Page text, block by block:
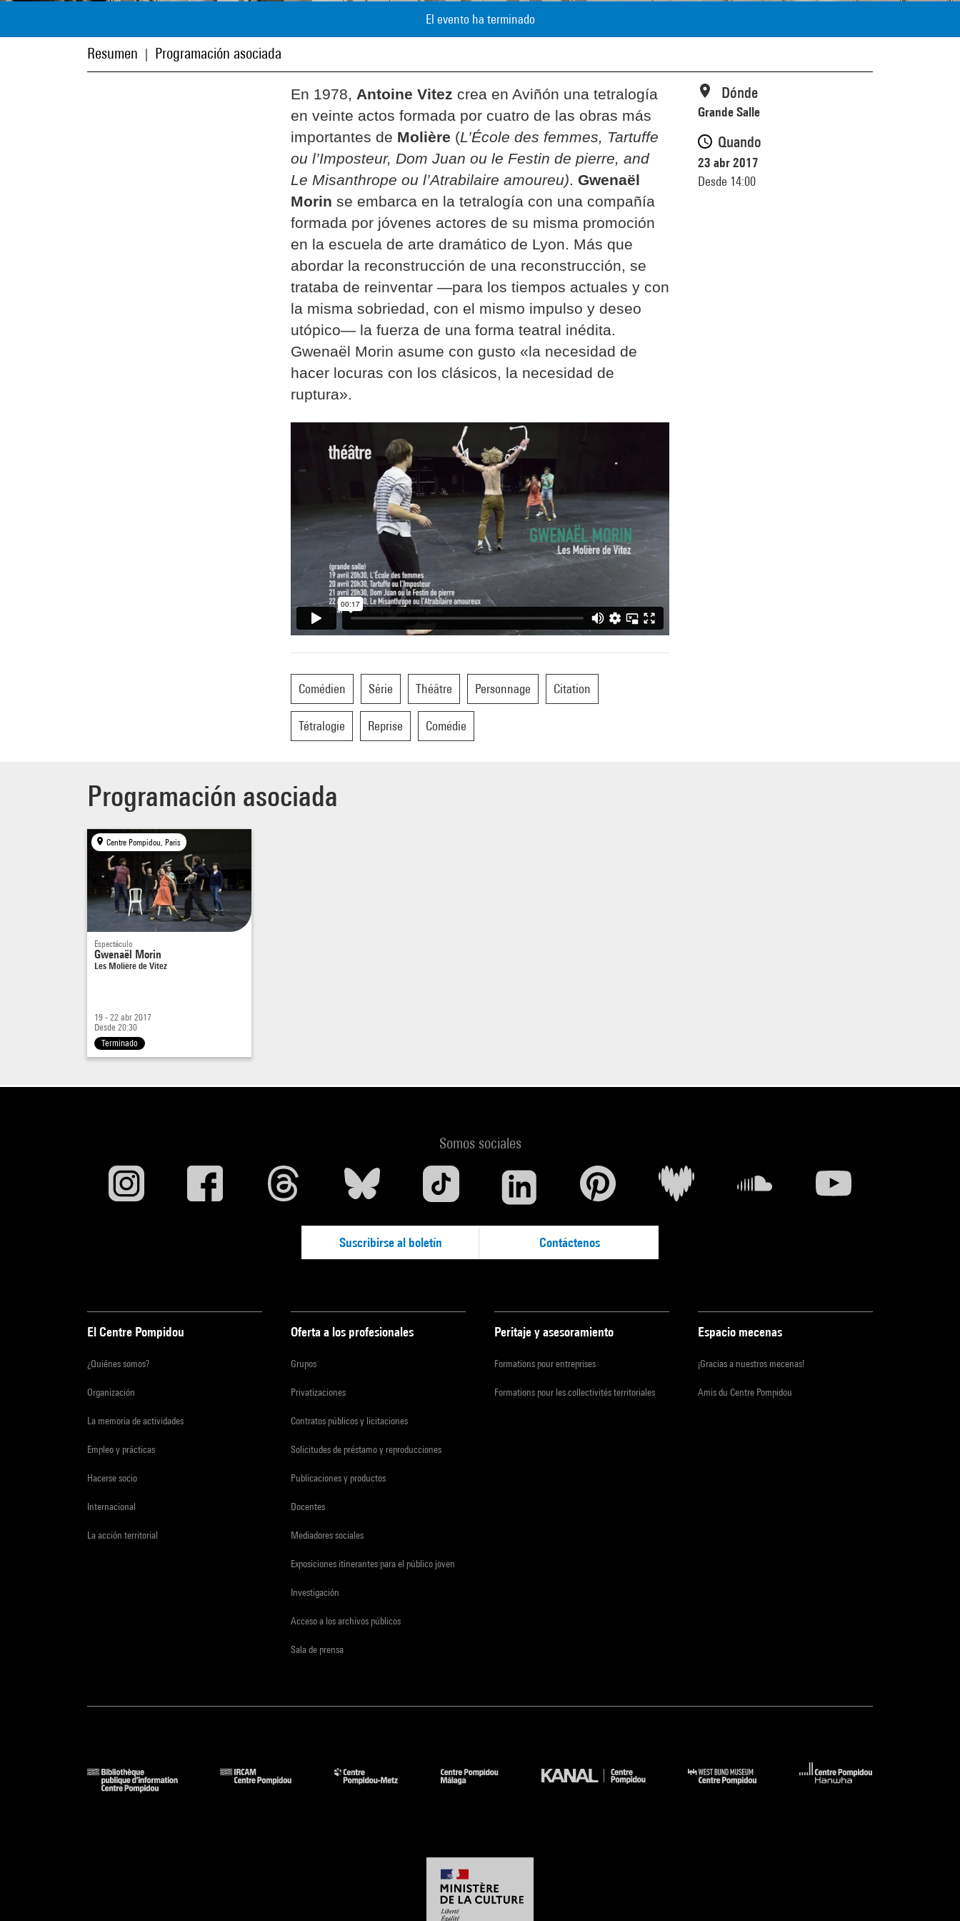
El evento ha terminado
Resumen Programación asociada
En 1978, Antoine Vitez crea en Aviñón una tetralogía
en veinte actos formada por cuatro de las obras más
importantes de Molière (L’École des femmes, Tartuffe
ou l’Imposteur, Dom Juan ou le Festin de pierre, and
Le Misanthrope ou l’Atrabilaire amoureu). Gwenaël
Morin se embarca en la tetralogía con una compañía
formada por jóvenes actores de su misma promoción
en la escuela de arte dramático de Lyon. Más que
abordar la reconstrucción de una reconstrucción, se
trataba de reinventar —para los tiempos actuales y con
la misma sobriedad, con el mismo impulso y deseo
utópico— la fuerza de una forma teatral inédita.
Gwenaël Morin asume con gusto «la necesidad de
hacer locuras con los clásicos, la necesidad de
ruptura».
Comédien Série Théâtre Personnage Citation
Tétralogie Reprise Comédie
Dónde
Grande Salle
Quando
23 abr 2017
Desde 14:00
Programación asociada
Centre Pompidou, Paris
Espectáculo
Gwenaël Morin
Les Molière de Vitez
19 - 22 abr 2017
Desde 20:30
Terminado
Somos sociales
Suscribirse al boletín Contáctenos
El Centre Pompidou
¿Quiénes somos?
Organización
La memoria de actividades
Empleo y prácticas
Hacerse socio
Internacional
La acción territorial
Oferta a los profesionales
Grupos
Privatizaciones
Contratos públicos y licitaciones
Solicitudes de préstamo y reproducciones
Publicaciones y productos
Docentes
Mediadores sociales
Exposiciones itinerantes para el público joven
Investigación
Acceso a los archivos públicos
Sala de prensa
Peritaje y asesoramiento
Formations pour entreprises
Formations pour les collectivités territoriales
Espacio mecenas
¡Gracias a nuestros mecenas!
Amis du Centre Pompidou